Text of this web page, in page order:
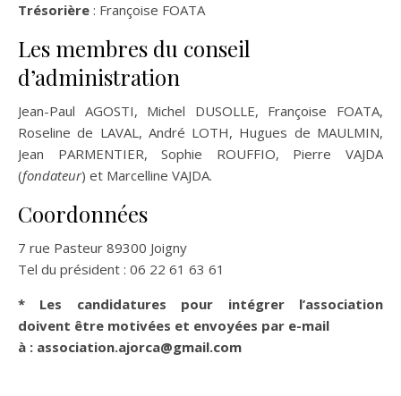
Trésorière : Françoise FOATA
Les membres du conseil
d’administration
Jean-Paul AGOSTI, Michel DUSOLLE, Françoise FOATA,
Roseline de LAVAL, André LOTH, Hugues de MAULMIN,
Jean PARMENTIER, Sophie ROUFFIO, Pierre VAJDA
(fondateur) et Marcelline VAJDA.
Coordonnées
7 rue Pasteur 89300 Joigny
Tel du président : 06 22 61 63 61
* Les candidatures pour intégrer l’association
doivent être motivées et envoyées par e-mail
à : association.ajorca@gmail.com